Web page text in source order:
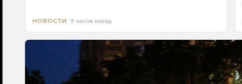
НОВОСТИ 9 часов назад